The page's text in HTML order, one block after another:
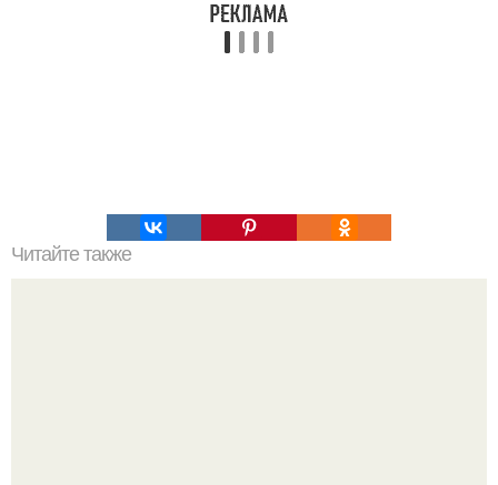
Читайте также